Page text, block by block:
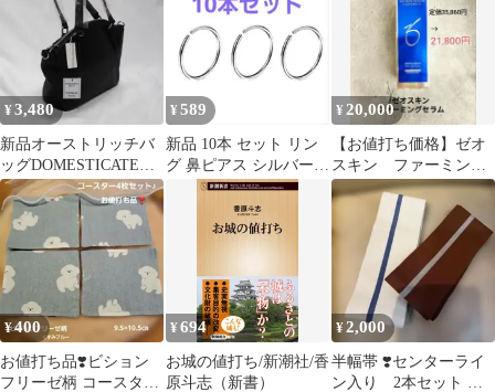
¥3,480
新品オーストリッチバ
ッグDOMESTICATED
OSTRICH お値打ち315
¥ 589
新品 10本 セット リン
グ 鼻ピアス シルバー
ノーズ 鼻ピ 安い お値
¥ 20,000
【お値打ち価格】ゼオ
スキン ファーミング
セラム 7月期限
¥400
お値打ち品❣️ビション
フリーゼ柄 コースター
¥694
お城の値打ち/新潮社/香
原斗志（新書）
¥2,000
半幅帯 ❣️センターライ
ン入り 2本セット お